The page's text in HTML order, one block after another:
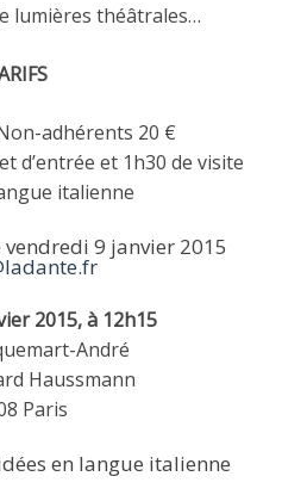
lumières théâtrales…
adhérents 20 €
d’entrée et 1h30 de visite
italienne
vendredi 9 janvier 2015
2015, à 12h15
André
Haussmann
Paris
en langue italienne